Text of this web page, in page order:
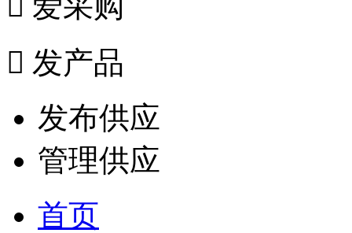
 发产品
发布供应
管理供应
首页